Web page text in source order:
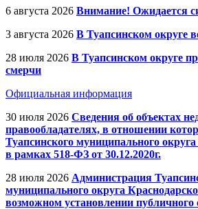
6 августа 2026 Внимание! Ожидается
3 августа 2026 В Туапсинском округе
28 июля 2026 В Туапсинском округе
смерчи
Официальная информация
30 июля 2026 Сведения об объектах
правообладателях, в отношении
Туапсинского муниципального
в рамках 518-ФЗ от 30.12.2020г.
28 июля 2026 Администрация
муниципального округа
возможном установлении публичного